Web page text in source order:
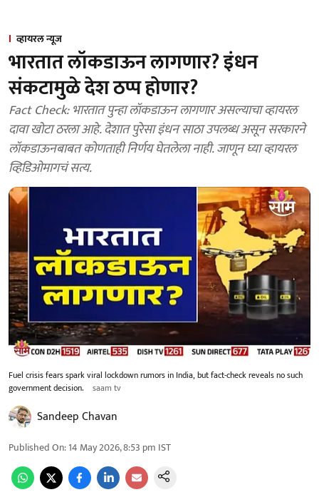
व्हायरल न्यूज
भारतात लॉकडाऊन लागणार? इंधन
संकटामुळे देश ठप्प होणार?
Fact Check: भारतात पुन्हा लॉकडाऊन लागणार असल्याचा व्हायरल
दावा खोटा ठरला आहे. देशात पुरेसा इंधन साठा उपलब्ध असून सरकारने
लॉकडाऊनबाबत कोणताही निर्णय घेतलेला नाही. जाणून घ्या व्हायरल
व्हिडिओमागचं सत्य.
Fuel crisis fears spark viral lockdown rumors in India, but fact-check reveals no such
government decision.
saam tv
Sandeep Chavan
Published On:14 May 2026, 8:53 pm IST